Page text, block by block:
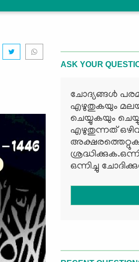
ASK YOUR
ചോദ്യങ്ങള്‍
എഴുതുകയും
ചെയ്യുകയും
എഴുതുന്നത്
ഒന്നിച്ചു